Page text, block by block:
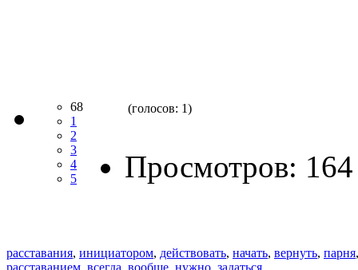
68
1
2
3
4
5
(голосов: 1)
Просмотров: 164
расставания, инициатором, действовать, начать, вернуть, парня
расставанием, всегда, вообще, нужно, задаться